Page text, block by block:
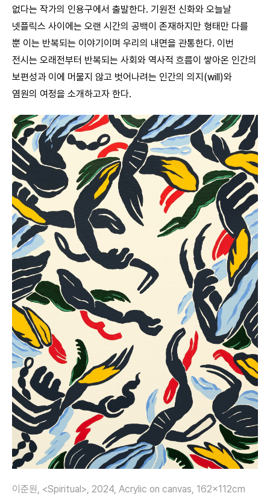
없다는 작가의 인용구에서 출발한다. 기원전 신화와 오늘날
넷플릭스 사이에는 오랜 시간의 공백이 존재하지만 형태만 다를
뿐 이는 반복되는 이야기이며 우리의 내면을 관통한다. 이번
전시는 오래전부터 반복되는 사회와 역사적 흐름이 쌓아온 인간의
보편성과 이에 머물지 않고 벗어나려는 인간의 의지(will)와
염원의 여정을 소개하고자 한다.
이준원, <Spiritual>, 2024, Acrylic on canvas, 162x112cm